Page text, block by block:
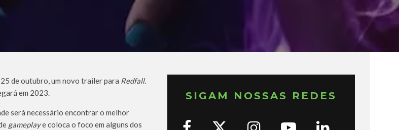
de outubro, um novo trailer para Redfall.
em 2023.
será necessário encontrar o melhor
gameplaye coloca o foco em alguns dos
SIGAM NOSSAS REDES